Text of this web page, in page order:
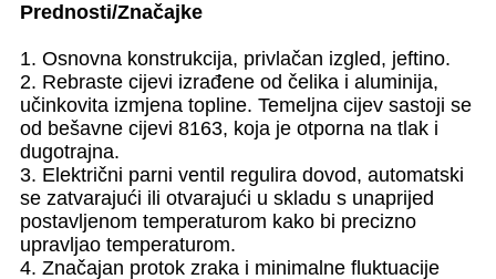
Prednosti/Značajke
1. Osnovna konstrukcija, privlačan izgled, jeftino.
2. Rebraste cijevi izrađene od čelika i aluminija,
učinkovita izmjena topline. Temeljna cijev sastoji se
od bešavne cijevi 8163, koja je otporna na tlak i
dugotrajna.
3. Električni parni ventil regulira dovod, automatski
se zatvarajući ili otvarajući u skladu s unaprijed
postavljenom temperaturom kako bi precizno
upravljao temperaturom.
4. Značajan protok zraka i minimalne fluktuacije